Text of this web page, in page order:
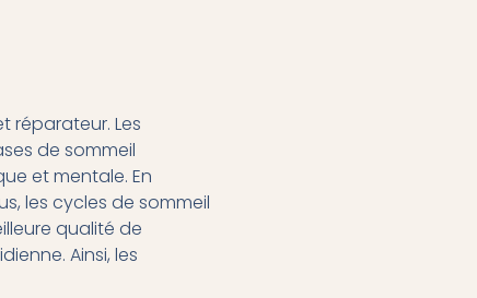
réparateur. Les
de sommeil
et mentale. En
les cycles de sommeil
qualité de
Ainsi, les